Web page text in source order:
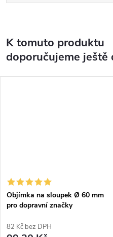
K tomuto produktu
doporučujeme ještě
Objímka na sloupek Ø 60 mm
pro dopravní značky
82 Kč bez DPH